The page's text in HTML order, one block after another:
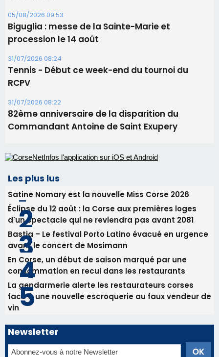
31/07/2026 08:22
82ème anniversaire de la disparition du
Commandant Antoine de Saint Exupery
Les plus lus
Satine Nomary est la nouvelle Miss Corse 2026
Éclipse du 12 août : la Corse aux premières loges
d'un spectacle qui ne reviendra pas avant 2081
avant le concert de Mosimann
consommation en recul dans les restaurants
La gendarmerie alerte les restaurateurs corses
face à une nouvelle escroquerie au faux vendeur de
vin
Newsletter
Inscrivez-vous à la newsletter de CNI et recevez par
email les infos les plus importantes et une sélection de
nos meilleurs articles